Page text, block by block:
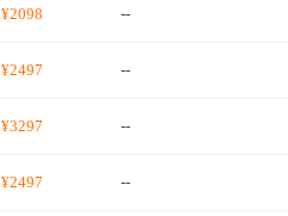
¥2098 --
¥2497 --
¥3297 --
¥2497 --